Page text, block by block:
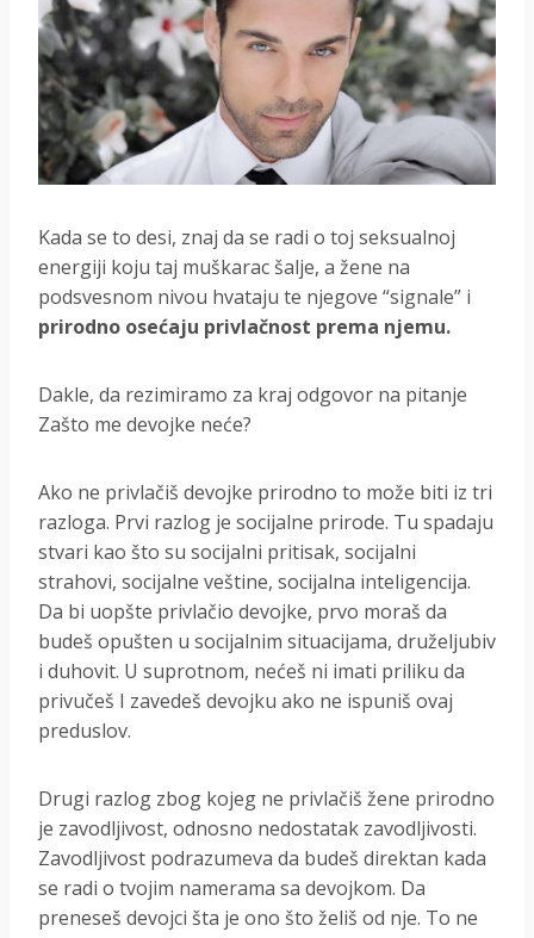
Kada se to desi, znaj da se radi o toj seksualnoj
energiji koju taj muškarac šalje, a žene na
podsvesnom nivou hvataju te njegove “signale” i
prirodno osećaju privlačnost prema njemu.
Dakle, da rezimiramo za kraj odgovor na pitanje
Zašto me devojke neće?
Ako ne privlačiš devojke prirodno to može biti iz tri
razloga. Prvi razlog je socijalne prirode. Tu spadaju
stvari kao što su socijalni pritisak, socijalni
strahovi, socijalne veštine, socijalna inteligencija.
Da bi uopšte privlačio devojke, prvo moraš da
budeš opušten u socijalnim situacijama, druželjubiv
i duhovit. U suprotnom, nećeš ni imati priliku da
privučeš I zavedeš devojku ako ne ispuniš ovaj
preduslov.
Drugi razlog zbog kojeg ne privlačiš žene prirodno
je zavodljivost, odnosno nedostatak zavodljivosti.
Zavodljivost podrazumeva da budeš direktan kada
se radi o tvojim namerama sa devojkom. Da
preneseš devojci šta je ono što želiš od nje. To ne